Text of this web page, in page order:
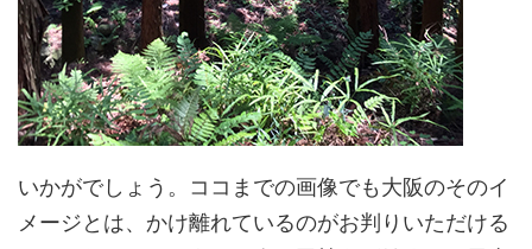
いかがでしょう。ココまでの画像でも大阪のそのイ
メージとは、かけ離れているのがお判りいただける